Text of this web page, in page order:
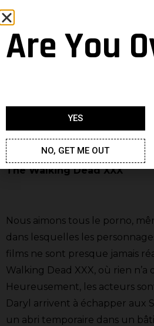
The Walking Dead XXX
Nous aimons tous le porno,
dans lesquelles les
films ne sont presque jamais
Walking Dead XXX, où rien n’a
Heureusement, les acteurs
Daryl arrivent à échapper aux
un abri temporaire dans un
Are You
YES
NO, GET ME OUT